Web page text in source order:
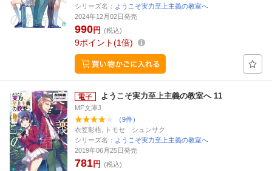
シリーズ名： ようこそ実力至上主義の教室へ
2024年12月02日発売
990円 (税込)
9ポイント 1倍
ようこそ実力至上主義の教室へ 11
MF文庫J
（9件）
衣笠彰梧, トモセ シュンサク
シリーズ名： ようこそ実力至上主義の教室へ
2019年06月25日発売
781円 (税込)